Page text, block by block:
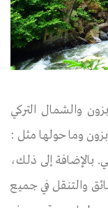
والشمال التركي
وما حولها مثل :
بالإضافة إلى ذلك،
والتنقل في جميع